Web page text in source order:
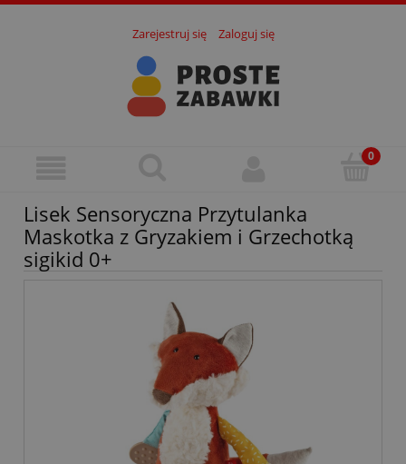
Zarejestruj się Zaloguj się
Lisek Sensoryczna Przytulanka
Maskotka z Gryzakiem i Grzechotką
sigikid 0+